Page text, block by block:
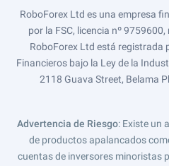
RoboForex Ltd es una empresa
por la FSC, licencia nº
RoboForex Ltd está registrada
Financieros bajo la Ley de la
2118 Guava Street, Belama
Advertencia de Riesgo: Existe un
de productos apalancados
cuentas de inversores minoristas